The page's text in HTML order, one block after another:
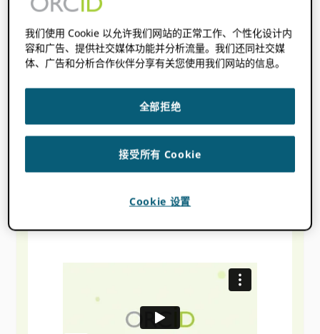
威特沃特斯兰德大学
我们使用 Cookie 以允许我们网站的正常工作、个性化设计内
容和广告、提供社交媒体功能并分析流量。我们还同社交媒
体、广告和分析合作伙伴分享有关您使用我们网站的信息。
全部拒绝
接受所有 Cookie
Cookie 设置